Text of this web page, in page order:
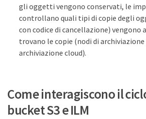
gli oggetti vengono conservati, le
controllano quali tipi di copie degli
con codice di cancellazione) vengono
trovano le copie (nodi di
archiviazione cloud).
Come interagiscono il
bucket S3 e ILM